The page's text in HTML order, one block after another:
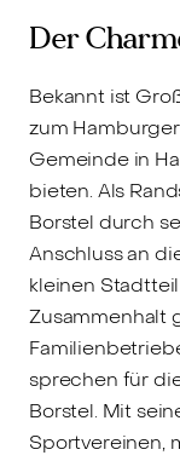
Der
Bekannt ist
zum
Gemeinde in
bieten. Als
Borstel durch
Anschluss an
kleinen
Zusammenhalt
sprechen für
Borstel. Mit
Sportvereinen,